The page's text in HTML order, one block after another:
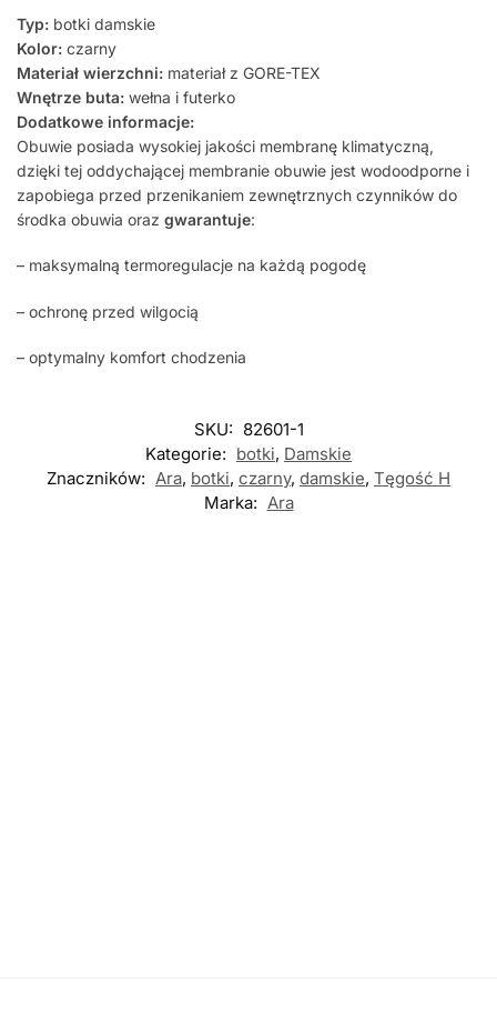
Typ: botki damskie
Kolor: czarny
Materiał wierzchni: materiał z GORE-TEX
Wnętrze buta: wełna i futerko
Dodatkowe informacje:
Obuwie posiada wysokiej jakości membranę klimatyczną,
dzięki tej oddychającej membranie obuwie jest wodoodporne i
zapobiega przed przenikaniem zewnętrznych czynników do
środka obuwia oraz gwarantuje:
– maksymalną termoregulacje na każdą pogodę
– ochronę przed wilgocią
– optymalny komfort chodzenia
SKU: 82601-1
Kategorie: botki, Damskie
Znaczników: Ara, botki, czarny, damskie, Tęgość H
Marka: Ara